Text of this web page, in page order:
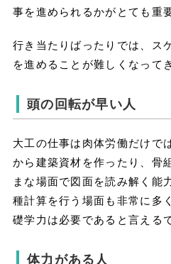
事を進められるかがとても重
行き当たりばったりでは、ス
を進めることが難しくなって
頭の回転が早い人
大工の仕事は肉体労働だけで
から建築資材を作ったり、骨
まな場面で図面を読み解く能
種計算を行う場面も非常に多
礎学力は必要であると言える
体力がある人